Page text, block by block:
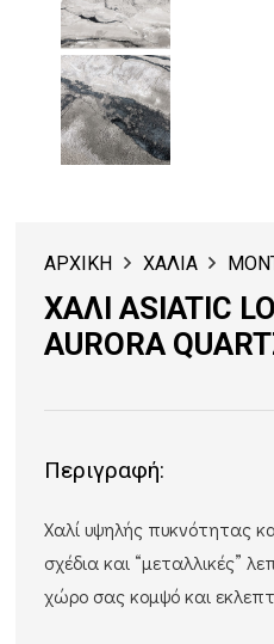
ΑΡΧΙΚΗ ΧΑΛΙΑ
ΧΑΛΙ ASIATIC
AURORA
Περιγραφή:
Χαλί υψηλής πυκνότητας
σχέδια και “μεταλλικές”
χώρο σας κομψό και